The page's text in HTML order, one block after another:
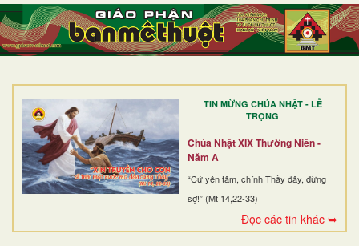
TIN MỪNG CHÚA NHẬT - LỄ
TRỌNG
Chúa Nhật XIX Thường Niên -
Năm A
“Cứ yên tâm, chính Thầy đây, đừng
sợ!” (Mt 14,22-33)
Đọc các tin khác ➥
TRANG NHẤT
GIỚI THIỆU
DÒNG TU
BAN MỤC VỤ
ĐOÀN THỂ CG
ĐIỂM HÀNH HƯƠNG